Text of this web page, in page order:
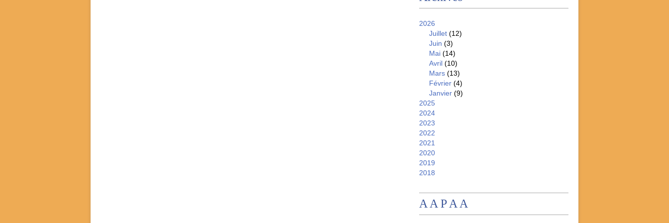
2026
Juillet (12)
Juin (3)
Mai (14)
Avril (10)
Mars (13)
Février (4)
Janvier (9)
2025
2024
2023
2022
2021
2020
2019
2018
A A P A A